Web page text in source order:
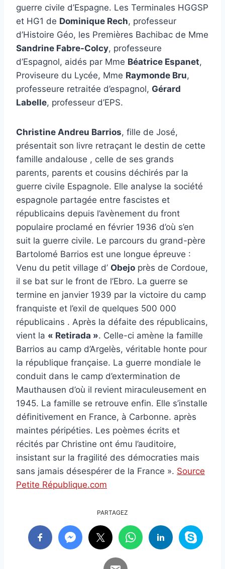
guerre civile d’Espagne. Les Terminales HGGSP
et HG1 de Dominique Rech, professeur
d’Histoire Géo, les Premières Bachibac de Mme
Sandrine Fabre-Colcy, professeure
d’Espagnol, aidés par Mme Béatrice Espanet,
Proviseure du Lycée, Mme Raymonde Bru,
professeure retraitée d’espagnol, Gérard
Labelle, professeur d’EPS.
Christine Andreu Barrios, fille de José,
présentait son livre retraçant le destin de cette
famille andalouse , celle de ses grands
parents, parents et cousins déchirés par la
guerre civile Espagnole. Elle analyse la société
espagnole partagée entre fascistes et
républicains depuis l’avènement du front
populaire proclamé en février 1936 d’où s’en
suit la guerre civile. Le parcours du grand-père
Bartolomé Barrios est une longue épreuve :
Venu du petit village d’ Obejo près de Cordoue,
il se bat sur le front de l’Ebro. La guerre se
termine en janvier 1939 par la victoire du camp
franquiste et l’exil de quelques 500 000
républicains . Après la défaite des républicains,
vient la « Retirada ». Celle-ci amène la famille
Barrios au camp d’Argelès, véritable honte pour
la république française. La guerre mondiale le
conduit dans le camp d’extermination de
Mauthausen d’où il revient miraculeusement en
1945. La famille se retrouve enfin. Elle s’installe
définitivement en France, à Carbonne. après
maintes péripéties. Les poèmes écrits et
récités par Christine ont ému l’auditoire,
insistant sur la fragilité des démocraties mais
sans jamais désespérer de la France ». Source
Petite République.com
PARTAGEZ